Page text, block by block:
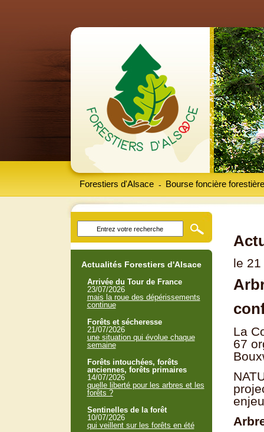
Forestiers d'Alsace Bourse foncière forestière
-
le
La
67
Actualités Forestiers d'Alsace
Arrivée du Tour de France
23/07/2026
mais la roue des dépérissements
continue
Forêts et sécheresse
21/07/2026
une situation qui évolue chaque
semaine
Forêts intouchées, forêts
anciennes, forêts primaires
14/07/2026
quelle liberté pour les arbres et les
forêts ?
Sentinelles de la forêt
10/07/2026
qui veillent sur les forêts en été